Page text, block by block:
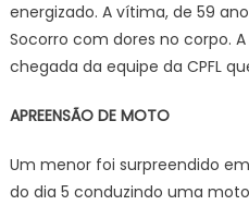
energizado. A vítima, de 59
Socorro com dores no corpo.
chegada da equipe da CPFL
APREENSÃO DE MOTO
Um menor foi surpreendido
do dia 5 conduzindo uma